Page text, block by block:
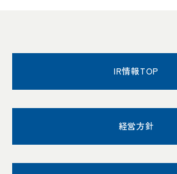
IR情報TOP
経営方針